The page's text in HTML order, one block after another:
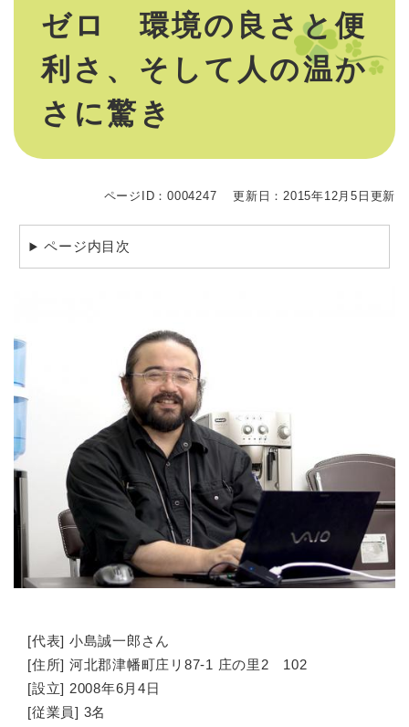
ゼロ 環境の良さと便
利さ、そして人の温か
さに驚き
ページID：0004247 更新日：2015年12月5日更新
ページ内目次
[代表] 小島誠一郎さん
[住所] 河北郡津幡町庄リ87-1 庄の里2 102
[設立] 2008年6月4日
[従業員] 3名